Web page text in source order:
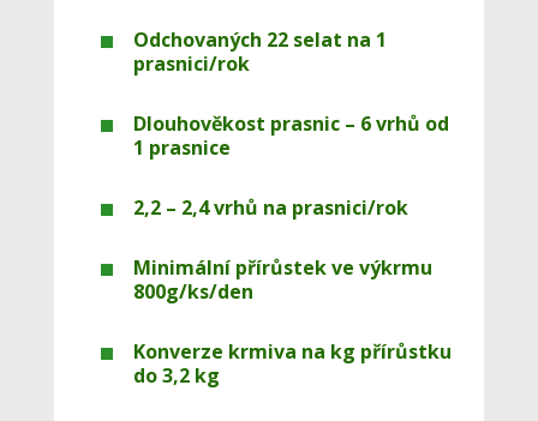
Odchovaných 22 selat na 1
prasnici/rok
Dlouhověkost prasnic – 6 vrhů od
1 prasnice
2,2 – 2,4 vrhů na prasnici/rok
Minimální přírůstek ve výkrmu
800g/ks/den
Konverze krmiva na kg přírůstku
do 3,2 kg